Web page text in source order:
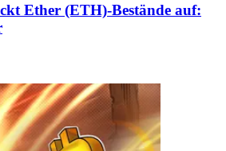
Ether (ETH)-Bestände auf: